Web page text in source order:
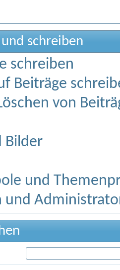
schreiben
schreiben
Beiträge
von
Bilder
und
und